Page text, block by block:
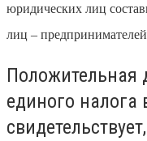
юридических лиц
лиц –
Положительная
единого налога